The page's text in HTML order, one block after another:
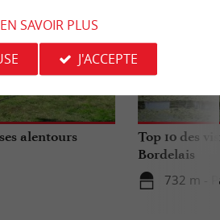
alentours
Top 10 des
Bordelais
732 m -
EN SAVOIR PLUS
J'ACCEPTE